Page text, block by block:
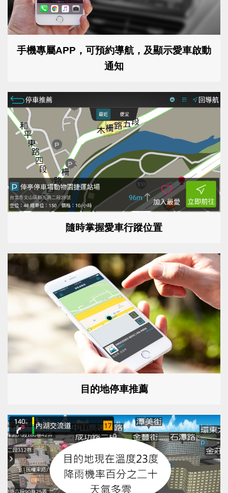
手機專屬APP，可預約導航，及顯示愛車啟動
通知
隨時掌握愛車行蹤位置
目的地停車推薦